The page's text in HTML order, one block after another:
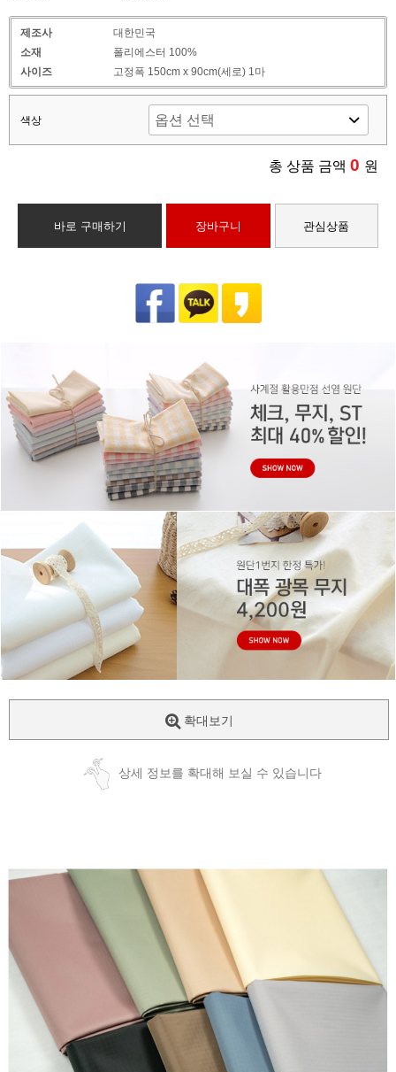
제조사
대한민국
소재
폴리에스터 100%
사이즈
고정폭 150cm x 90cm(세로) 1마
색상
총 상품 금액 0 원
바로 구매하기 장바구니 관심상품
확대보기
상세 정보를 확대해 보실 수 있습니다